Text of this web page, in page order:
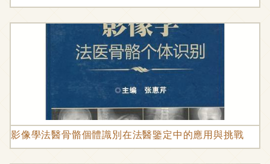
影像學法醫骨骼個體識別在法醫鑒定中的應用與挑戰